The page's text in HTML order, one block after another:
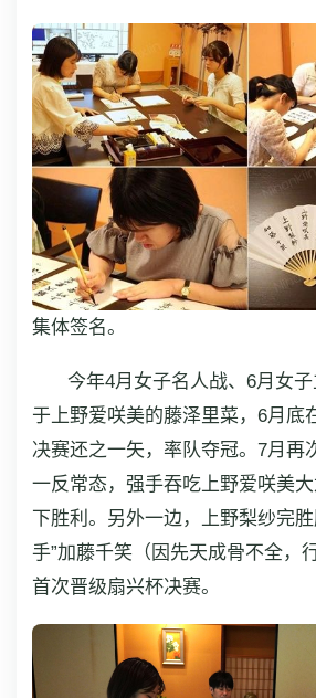
集体签名。
今年4月女子名人战、6月女
于上野爱咲美的藤泽里菜，6月底
决赛还之一矢，率队夺冠。7月再
一反常态，强手吞吃上野爱咲美
下胜利。另外一边，上野梨纱完
手”加藤千笑（因先天成骨不全，
首次晋级扇兴杯决赛。